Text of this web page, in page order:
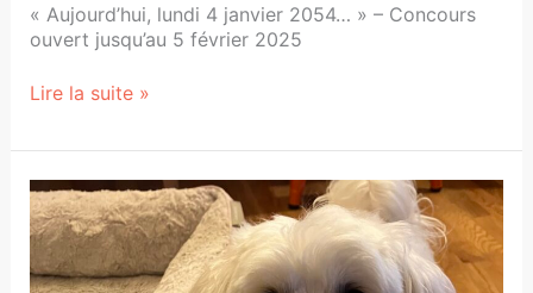
« Aujourd’hui, lundi 4 janvier 2054… » – Concours
ouvert jusqu’au 5 février 2025
Lire la suite »
Un
jour
dans
la